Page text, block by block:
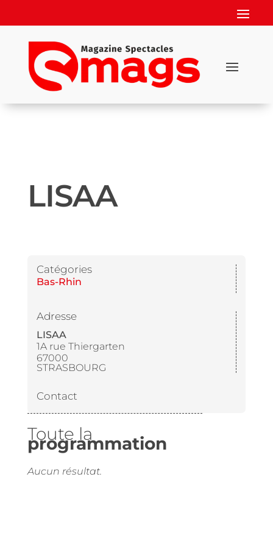
LISAA
Catégories
Bas-Rhin
Adresse
LISAA
1A rue Thiergarten
67000
STRASBOURG
Contact
Toute la
programmation
Aucun résultat.